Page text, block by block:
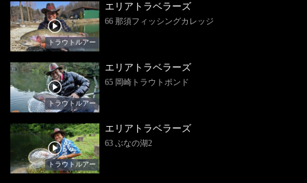
トラウトルアー
エリアトラベラーズ
66 那須フィッシングカレッジ
トラウトルアー
エリアトラベラーズ
65 岡崎トラウトポンド
トラウトルアー
エリアトラベラーズ
63 ぶなの湖2